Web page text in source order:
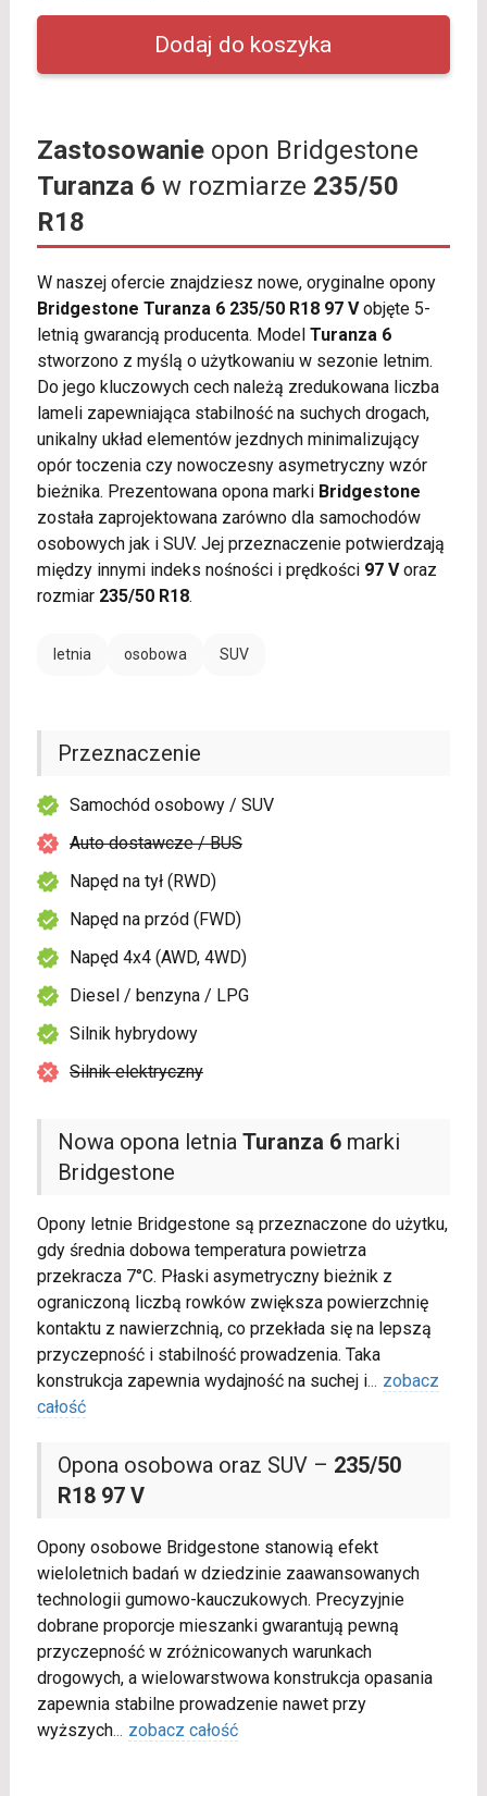
Zastosowanieopon Bridgestone
Turanza 6 w rozmiarze 235/50
R18
W naszej ofercie znajdziesz nowe, oryginalne opony
Bridgestone Turanza 6 235/50 R18 97 Vobjęte 5-
letnią gwarancją producenta. Model Turanza 6
stworzono z myślą o użytkowaniu w sezonie letnim.
Do jego kluczowych cech należą zredukowana liczba
lameli zapewniająca stabilność na suchych drogach,
unikalny układ elementów jezdnych minimalizujący
opór toczenia czy nowoczesny asymetryczny wzór
bieżnika. Prezentowana opona marki Bridgestone
została zaprojektowana zarówno dla samochodów
osobowych jak i SUV. Jej przeznaczenie potwierdzają
między innymi indeks nośności i prędkości 97 Voraz
rozmiar 235/50 R18.
letnia osobowa SUV
Nowa opona letnia Turanza 6marki
Bridgestone
Opony letnie Bridgestone są przeznaczone do użytku,
gdy średnia dobowa temperatura powietrza
przekracza 7°C. Płaski asymetryczny bieżnik z
ograniczoną liczbą rowków zwiększa powierzchnię
kontaktu z nawierzchnią, co przekłada się na lepszą
przyczepność i stabilność prowadzenia. Taka
konstrukcja zapewnia wydajność na suchej i... zobacz
całość
Opona osobowa oraz SUV – 235/50
R18 97 V
Opony osobowe Bridgestone stanowią efekt
wieloletnich badań w dziedzinie zaawansowanych
technologii gumowo-kauczukowych. Precyzyjnie
dobrane proporcje mieszanki gwarantują pewną
przyczepność w zróżnicowanych warunkach
drogowych, a wielowarstwowa konstrukcja opasania
zapewnia stabilne prowadzenie nawet przy
wyższych... zobacz całość
Przeznaczenie
Samochód osobowy / SUV
Auto dostawcze / BUS
Napęd na tył (RWD)
Napęd na przód (FWD)
Napęd 4x4 (AWD, 4WD)
Diesel / benzyna / LPG
Silnik hybrydowy
Silnik elektryczny